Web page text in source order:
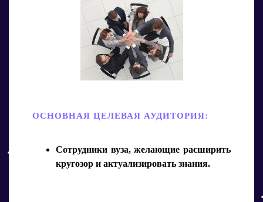
ОСНОВНАЯ ЦЕЛЕВАЯ АУДИТОРИЯ:
Сотрудники вуза, желающие расширить
кругозор и актуализировать знания.